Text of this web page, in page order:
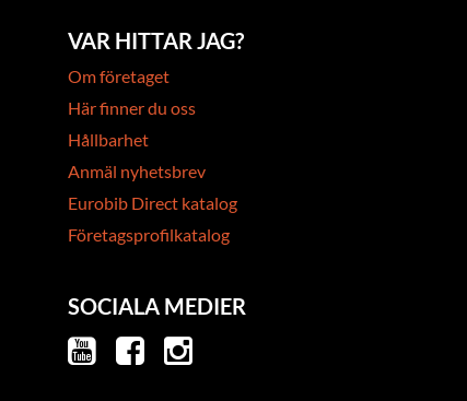
VAR HITTAR JAG?
Om företaget
Här finner du oss
Hållbarhet
Anmäl nyhetsbrev
Eurobib Direct katalog
Företagsprofilkatalog
SOCIALA MEDIER